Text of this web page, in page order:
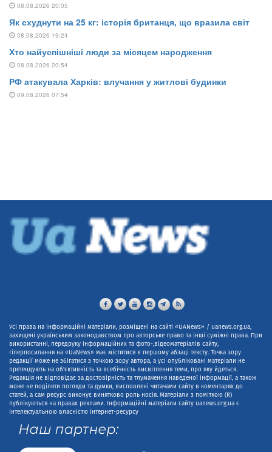
Усі права на інформаційні матеріали, розміщені на сайті «UANews» / uanews.org.ua,
захищені українським законодавством про авторське право та інші суміжні права. При
використанні, передруку інформаційних та фото-,відеоматеріалів сайту,
гіперпосилання на «UaNews» має міститися в першому абзаці тексту. Точка зору
редакції може не збігатися з точкою зору автора, а усі опубліковані матеріали не
претендують на об'єктивність та всебічність висвітлення теми, про яку йдеться.
Редакція не відповідає за достовірність та тлумачення наведеної інформації, а також
може не поділяти погляди та думки, висловлені читачами сайту в коментарях до
статей, а сам ресурс виконує винятково роль носія. Матеріали з поміткою (R)
публікуються на правах реклами. Інформаційні матеріали сайту uanews.org.ua є
інтелектуальною власністю інтернет-ресурсу